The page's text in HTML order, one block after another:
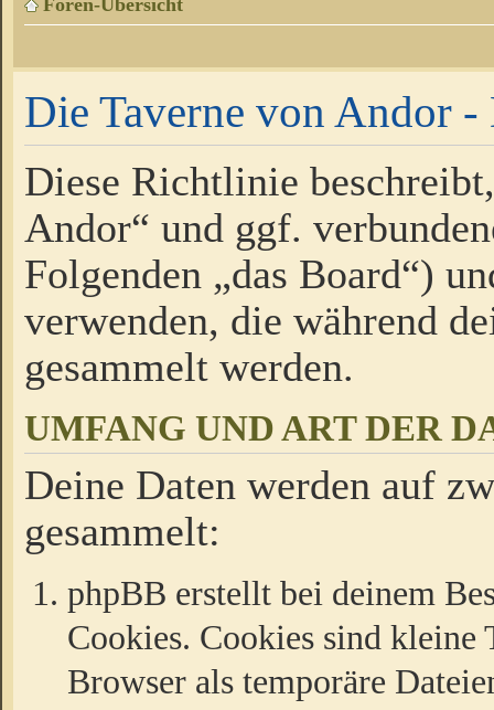
Foren-Übersicht
Die Taverne von Andor
Diese Richtlinie
Andor“ und ggf.
Folgenden „das Board“)
verwenden, die während
gesammelt werden.
UMFANG UND ART DER
Deine Daten werden auf
gesammelt:
phpBB erstellt bei deinem
Cookies. Cookies sind kleine
Browser als temporäre